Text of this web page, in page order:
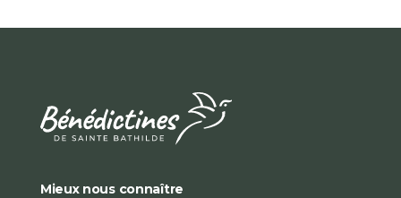
Mieux nous connaître